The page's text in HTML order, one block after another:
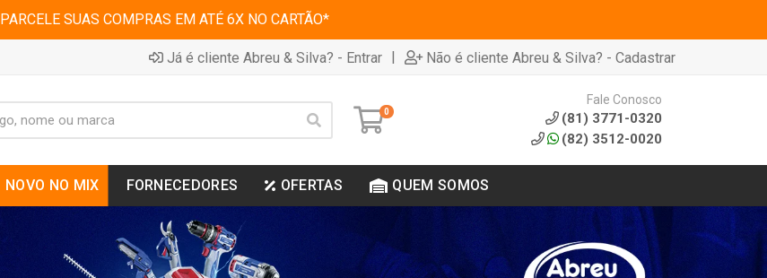
PARCELE SUAS COMPRAS EM ATÉ 6X NO CARTÃO*
Já é cliente Abreu & Silva? - Entrar | Não é cliente Abreu & Silva? - Cadastrar
0
Fale Conosco
(81) 3771-0320
(82) 3512-0020
NOVO NO MIX FORNECEDORES OFERTAS QUEM SOMOS